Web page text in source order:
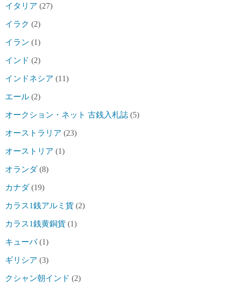
イタリア (27)
イラク (2)
イラン (1)
インド (2)
インドネシア (11)
エール (2)
オークション・ネット 古銭入札誌 (5)
オーストラリア (23)
オーストリア (1)
オランダ(8)
カナダ(19)
カラス1銭アルミ貨 (2)
カラス1銭黄銅貨 (1)
キューバ(1)
ギリシア (3)
クシャン朝インド (2)